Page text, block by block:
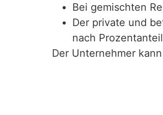
Bei gemischten
Der private und
nach
Der Unternehmer